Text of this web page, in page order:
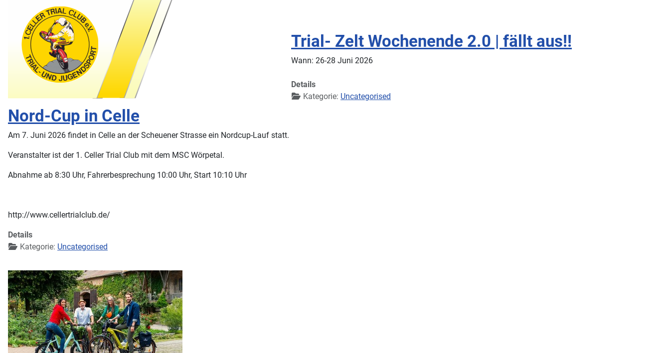
Nord-Cup in Celle
Am 7. Juni 2026 findet in Celle an der Scheuener Strasse ein Nordcup-Lauf statt.
Veranstalter ist der 1. Celler Trial Club mit dem MSC Wörpetal.
Abnahme ab 8:30 Uhr, Fahrerbesprechung 10:00 Uhr, Start 10:10 Uhr
http://www.cellertrialclub.de/
Details
Kategorie: Uncategorised
Trial- Zelt Wochenende 2.0 | fällt aus!!
Wann: 26-28 Juni 2026
Details
Kategorie: Uncategorised